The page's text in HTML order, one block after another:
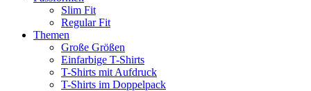
Slim Fit
Regular Fit
Themen
Große Größen
Einfarbige T-Shirts
T-Shirts mit Aufdruck
T-Shirts im Doppelpack